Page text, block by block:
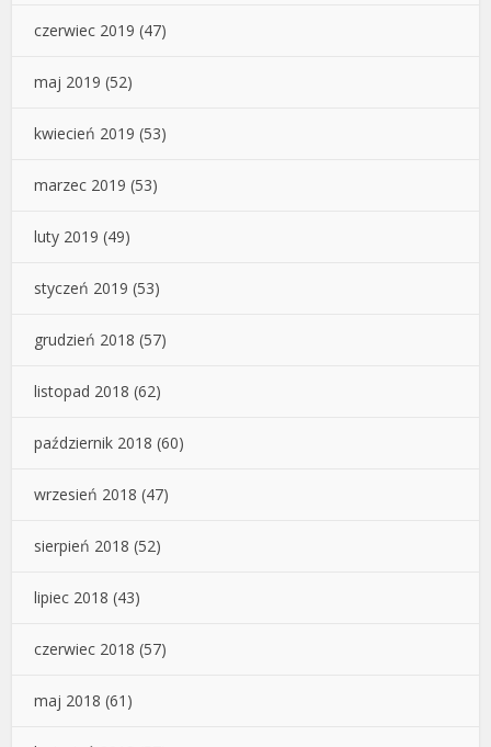
czerwiec 2019 (47)
maj 2019 (52)
kwiecień 2019 (53)
marzec 2019 (53)
luty 2019 (49)
styczeń 2019 (53)
grudzień 2018 (57)
listopad 2018 (62)
październik 2018 (60)
wrzesień 2018 (47)
sierpień 2018 (52)
lipiec 2018 (43)
czerwiec 2018 (57)
maj 2018 (61)